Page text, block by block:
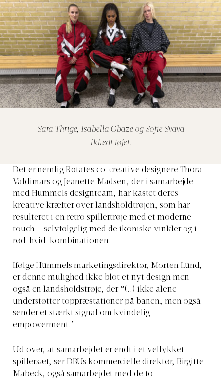
Sara Thrige, Isabella Obaze og Sofie Svava
iklædt tøjet.
Det er nemlig Rotates co-creative designere Thora
Valdimars og Jeanette Madsen, der i samarbejde
med Hummels designteam, har kastet deres
kreative kræfter over landsholdtrøjen, som har
resulteret i en retro spillertrøje med et moderne
touch – selvfølgelig med de ikoniske vinkler og i
rød-hvid-kombinationen.
Ifølge Hummels marketingsdirektør, Morten Lund,
er denne mulighed ikke blot et nyt design men
også en landsholdstrøje, der “(..) ikke alene
understøtter toppræstationer på banen, men også
sender et stærkt signal om kvindelig
empowerment.”
Ud over, at samarbejdet er endt i et vellykket
spillersæt, ser DBUs kommercielle direktør, Birgitte
Mabeck, også samarbejdet med de to